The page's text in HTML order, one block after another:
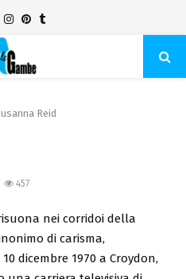
Instagram
Pinterest
Tumblr
Reid
457
nei corridoi della
di carisma,
dicembre 1970 a Croydon,